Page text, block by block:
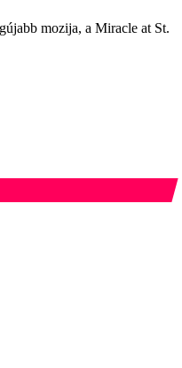
mozija, a Miracle at St.